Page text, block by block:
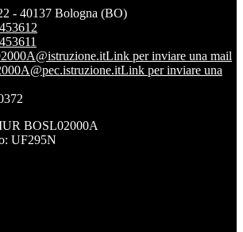
- 40137 Bologna (BO)
Link per inviare una mail
Link per inviare una
BOSL02000A
UF295N